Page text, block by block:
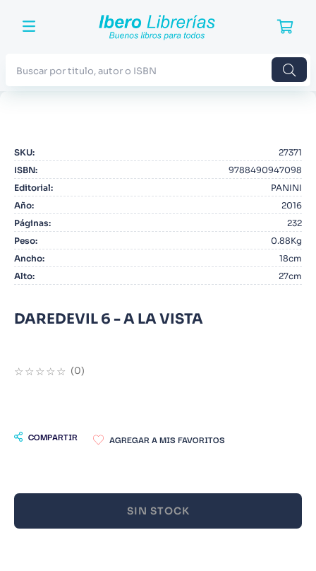
SKU:
27371
ISBN:
9788490947098
Editorial:
PANINI
Año:
2016
Páginas:
232
Peso:
0.88Kg
Ancho:
18cm
Alto: 27cm
DAREDEVIL 6 - A LA VISTA
☆☆☆☆☆ (0)
COMPARTIR
SIN STOCK
2. Blue Lock
3. Jujutsu Kaisen
4. Odisea
5. Manga
6. Iliada
7. Stephen King